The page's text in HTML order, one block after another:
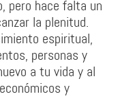
pero hace falta un
la plenitud.
espiritual,
personas y
a tu vida y al
y